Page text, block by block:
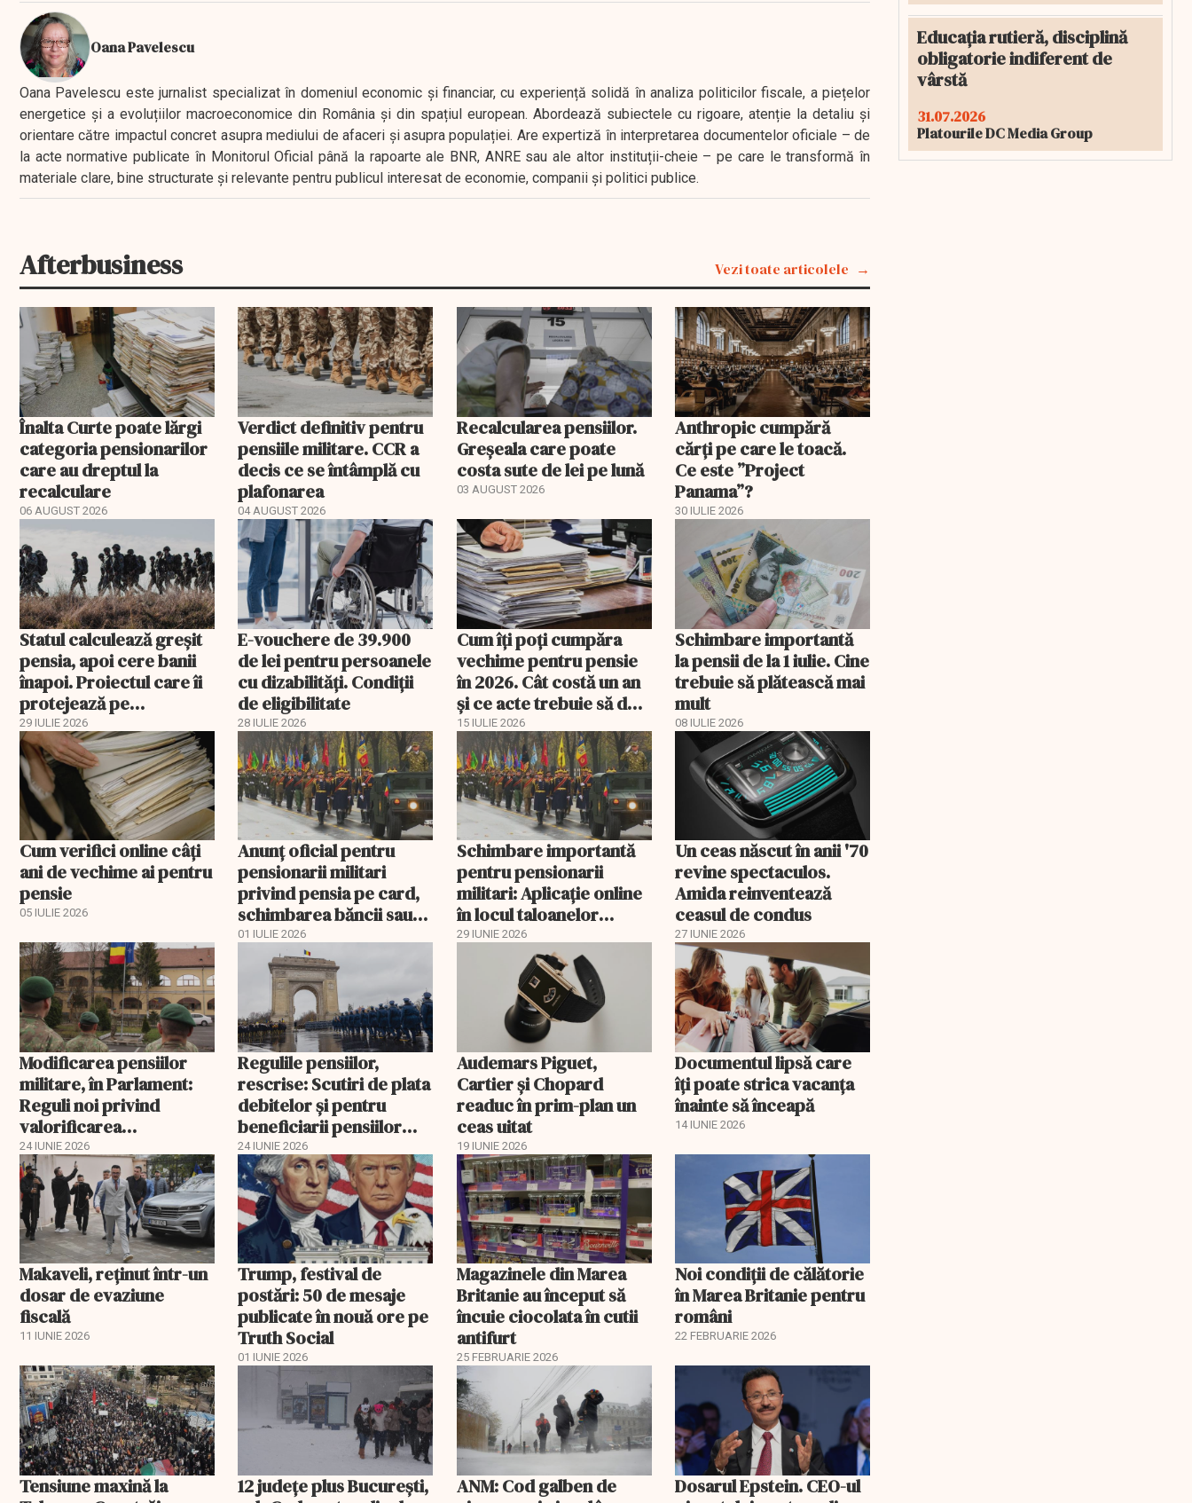
Oana Pavelescu
Oana Pavelescu este jurnalist specializat în domeniul economic și financiar, cu experiență solidă în analiza politicilor fiscale, a piețelor
energetice și a evoluțiilor macroeconomice din România și din spațiul european. Abordează subiectele cu rigoare, atenție la detaliu și
orientare către impactul concret asupra mediului de afaceri și asupra populației. Are expertiză în interpretarea documentelor oficiale – de
la acte normative publicate în Monitorul Oficial până la rapoarte ale BNR, ANRE sau ale altor instituții-cheie – pe care le transformă în
materiale clare, bine structurate și relevante pentru publicul interesat de economie, companii și politici publice.
Afterbusiness Vezi toate articolele
Înalta Curte poate lărgi
categoria pensionarilor
care au dreptul la
recalculare
06 AUGUST 2026
Verdict definitiv pentru
pensiile militare. CCR a
decis ce se întâmplă cu
plafonarea
04 AUGUST 2026
Recalcularea pensiilor.
Greșeala care poate
costa sute de lei pe lună
03 AUGUST 2026
Anthropic cumpără
cărți pe care le toacă.
Ce este ”Project
Panama”?
30 IULIE 2026
Statul calculează greșit
pensia, apoi cere banii
înapoi. Proiectul care îi
protejează pe
pensionarii militari
29 IULIE 2026
E-vouchere de 39.900
de lei pentru persoanele
cu dizabilități. Condiții
de eligibilitate
28 IULIE 2026
Cum îți poți cumpăra
vechime pentru pensie
în 2026. Cât costă un an
și ce acte trebuie să duci
la Casa de Pensii
15 IULIE 2026
Schimbare importantă
la pensii de la 1 iulie. Cine
trebuie să plătească mai
mult
08 IULIE 2026
Cum verifici online câți
ani de vechime ai pentru
pensie
05 IULIE 2026
Anunţ oficial pentru
pensionarii militari
privind pensia pe card,
schimbarea băncii sau
revenirea la plata prin
Poşta Română
01 IULIE 2026
Schimbare importantă
pentru pensionarii
militari: Aplicaţie online
în locul taloanelor
tipărite
29 IUNIE 2026
Un ceas născut în anii '70
revine spectaculos.
Amida reinventează
ceasul de condus
27 IUNIE 2026
Modificarea pensiilor
militare, în Parlament:
Reguli noi privind
valorificarea
perioadelor de stagiu
de cotizare
24 IUNIE 2026
Regulile pensiilor,
rescrise: Scutiri de plata
debitelor și pentru
beneficiarii pensiilor
militare
24 IUNIE 2026
Audemars Piguet,
Cartier și Chopard
readuc în prim-plan un
ceas uitat
19 IUNIE 2026
Documentul lipsă care
îți poate strica vacanța
înainte să înceapă
14 IUNIE 2026
Makaveli, reţinut într-un
dosar de evaziune
fiscală
11 IUNIE 2026
Trump, festival de
postări: 50 de mesaje
publicate în nouă ore pe
Truth Social
01 IUNIE 2026
Magazinele din Marea
Britanie au început să
încuie ciocolata în cutii
antifurt
25 FEBRUARIE 2026
Noi condiții de călătorie
în Marea Britanie pentru
români
22 FEBRUARIE 2026
Tensiune maxină la
12 județe plus București,
ANM: Cod galben de
Dosarul Epstein. CEO-ul
Educația rutieră, disciplină
obligatorie indiferent de
vârstă
31.07.2026
Platourile DC Media Group